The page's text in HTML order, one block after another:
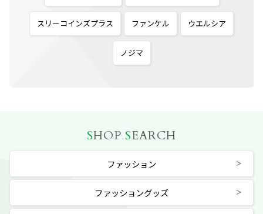
スリーコインズプラス ファンケル ウエルシア
ノジマ
SHOP SEARCH
ファッション
ファッショングッズ